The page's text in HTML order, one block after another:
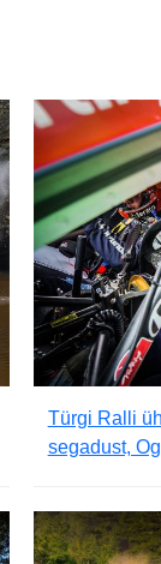
Türgi Ralli
segadust,